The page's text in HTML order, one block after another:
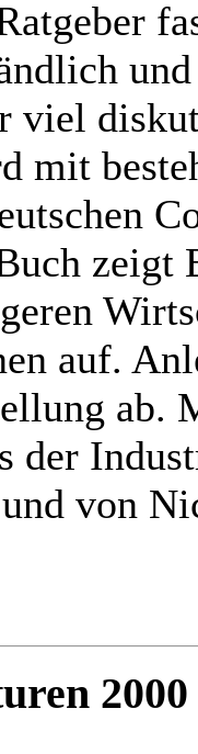
viel
mit
zeigt
auf.
ab.
der
von
2000